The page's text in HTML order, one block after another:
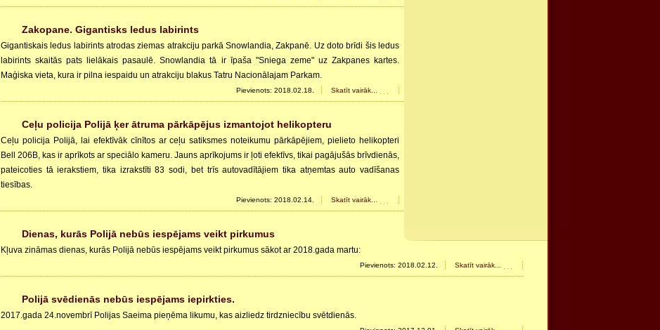
Zakopane. Gigantisks ledus labirints
Gigantiskais ledus labirints atrodas ziemas atrakciju parkā Snowlandia, Zakpanē. Uz doto brīdi šis ledus
labirints skaitās pats lielākais pasaulē. Snowlandia tā ir īpaša "Sniega zeme" uz Zakpanes kartes.
Maģiska vieta, kura ir pilna iespaidu un atrakciju blakus Tatru Nacionālajam Parkam.
Pievienots: 2018.02.18. Skatīt vairāk...
Ceļu policija Polijā ķer ātruma pārkāpējus izmantojot helikopteru
Ceļu policija Polijā, lai efektīvāk cīnītos ar ceļu satiksmes noteikumu pārkāpējiem, pielieto helikopteri
Bell 206B, kas ir aprīkots ar speciālo kameru. Jauns aprīkojums ir ļoti efektīvs, tikai pagājušās brīvdienās,
pateicoties tā ierakstiem, tika izrakstīti 83 sodi, bet trīs autovadītājiem tika atņemtas auto vadīšanas
tiesības.
Pievienots: 2018.02.14. Skatīt vairāk...
Dienas, kurās Polijā nebūs iespējams veikt pirkumus
Kļuva zināmas dienas, kurās Polijā nebūs iespējams veikt pirkumus sākot ar 2018.gada martu:
Pievienots: 2018.02.12. Skatīt vairāk...
Polijā svēdienās nebūs iespējams iepirkties.
2017.gada 24.novembrī Polijas Saeima pieņēma likumu, kas aizliedz tirdzniecību svētdienās.